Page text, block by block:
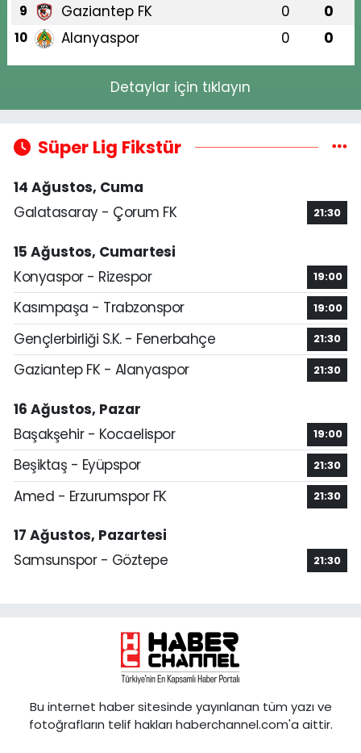
9 Gaziantep FK 0 0
10 Alanyaspor 0 0
Detaylar için tıklayın
Süper Lig Fikstür
14 Ağustos, Cuma
Galatasaray - Çorum FK
21:30
15 Ağustos, Cumartesi
Konyaspor - Rizespor
19:00
Kasımpaşa - Trabzonspor 19:00
Gençlerbirliği S.K. - Fenerbahçe 21:30
Gaziantep FK - Alanyaspor 21:30
16 Ağustos, Pazar
Başakşehir - Kocaelispor
19:00
Beşiktaş - Eyüpspor 21:30
Amed - Erzurumspor FK 21:30
17 Ağustos, Pazartesi
Samsunspor - Göztepe
21:30
Bu internet haber sitesinde yayınlanan tüm yazı ve
fotoğrafların telif hakları haberchannel.com'a aittir.